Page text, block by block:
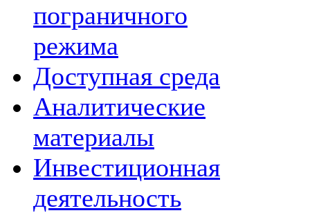
пограничного
режима
Доступная среда
Аналитические
материалы
Инвестиционная
деятельность